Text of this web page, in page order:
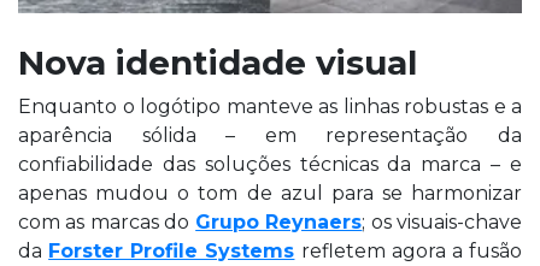
Nova identidade visual
Enquanto o logótipo manteve as linhas robustas e a
aparência sólida – em representação da
confiabilidade das soluções técnicas da marca – e
apenas mudou o tom de azul para se harmonizar
com as marcas do Grupo Reynaers; os visuais-chave
da Forster Profile Systems refletem agora a fusão